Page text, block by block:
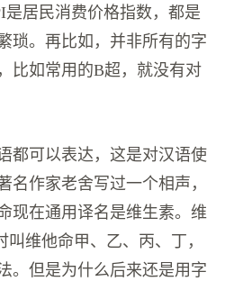
是居民消费价格指数，都是
琐。再比如，并非所有的字
比如常用的B超，就没有对
都可以表达，这是对汉语使
名作家老舍写过一个相声，
现在通用译名是维生素。维
维他命甲、乙、丙、丁，
。但是为什么后来还是用字